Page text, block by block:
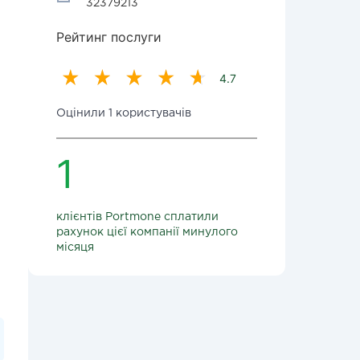
32379213
Рейтинг послуги
4.7
Оцінили 1 користувачів
1
клієнтів Portmone сплатили
рахунок цієї компанії минулого
місяця